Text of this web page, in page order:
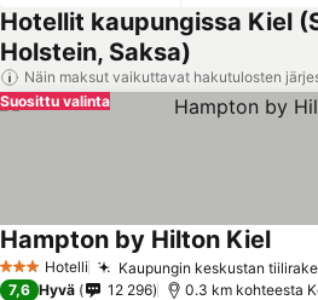
Hotellit kaupungissa Kiel
Holstein, Saksa)
Näin maksut vaikuttavat hakutulosten
Suosittu valinta
3 Tähtiluokitus
Hotelli Kaupungin keskustan
Hampton by Hilton Kiel
7,6 Hyvä 12 296 0.3 km kohteesta